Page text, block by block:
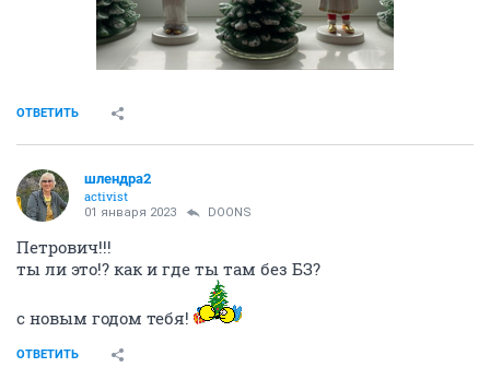
ОТВЕТИТЬ
шлендра2
activist
01 января 2023 DOONS
Петрович!!!
ты ли это!? как и где ты там без БЗ?
с новым годом тебя!
ОТВЕТИТЬ